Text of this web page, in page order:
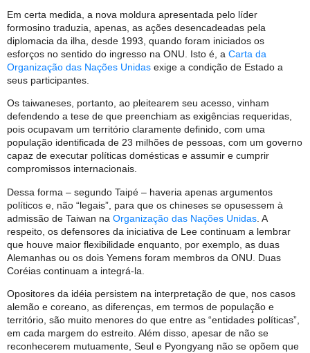
Em certa medida, a nova moldura apresentada pelo líder
formosino traduzia, apenas, as ações desencadeadas pela
diplomacia da ilha, desde 1993, quando foram iniciados os
esforços no sentido do ingresso na ONU. Isto é, a Carta da
Organização das Nações Unidas exige a condição de Estado a
seus participantes.
Os taiwaneses, portanto, ao pleitearem seu acesso, vinham
defendendo a tese de que preenchiam as exigências requeridas,
pois ocupavam um território claramente definido, com uma
população identificada de 23 milhões de pessoas, com um governo
capaz de executar políticas domésticas e assumir e cumprir
compromissos internacionais.
Dessa forma – segundo Taipé – haveria apenas argumentos
políticos e, não “legais”, para que os chineses se opusessem à
admissão de Taiwan na Organização das Nações Unidas . A
respeito, os defensores da iniciativa de Lee continuam a lembrar
que houve maior flexibilidade enquanto, por exemplo, as duas
Alemanhas ou os dois Yemens foram membros da ONU. Duas
Coréias continuam a integrá-la.
Opositores da idéia persistem na interpretação de que, nos casos
alemão e coreano, as diferenças, em termos de população e
território, são muito menores do que entre as “entidades políticas”,
em cada margem do estreito. Além disso, apesar de não se
reconhecerem mutuamente, Seul e Pyongyang não se opõem que